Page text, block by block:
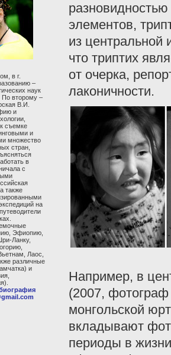
в г.
–
наук
второму –
В.И.
и
съемке
и
множество
стран,
в
с
также
на
Эфиопию,
Ланку,
Лаос,
различные
и
элементов,
из центральной
что триптих
от очерка,
лаконичности.
Например, в
(2007,
монгольской
вкладывают
периоды в